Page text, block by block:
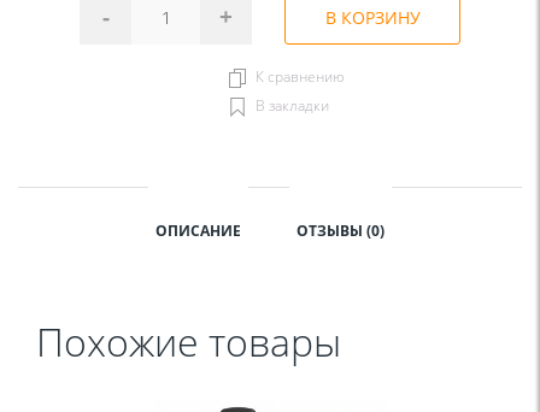
- + В КОРЗИНУ
К сравнению
В закладки
ОПИСАНИЕ ОТЗЫВЫ (0)
Похожие товары